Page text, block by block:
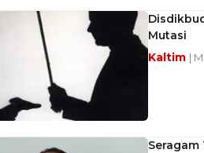
Mutasi
Kaltim |
Seragam